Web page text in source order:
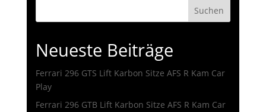
Suchen
Neueste Beiträge
Ferrari 296 GTS Lift Karbon Sitze AFS R Kam Car
Play
Ferrari 296 GTB Lift Karbon Sitze AFS R Kam Car